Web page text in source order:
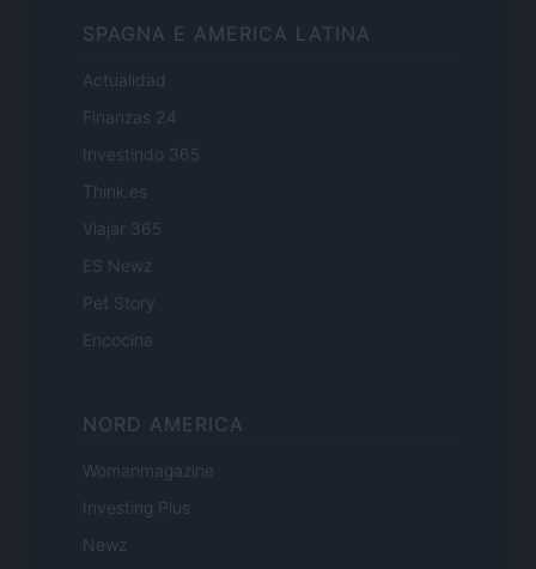
SPAGNA E AMERICA LATINA
Actualidad
Finanzas 24
Investindo 365
Think.es
Viajar 365
ES Newz
Pet Story
Encocina
NORD AMERICA
Womanmagazine
Investing Plus
Newz